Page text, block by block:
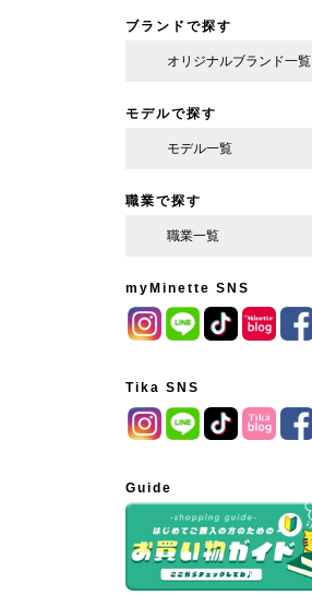
ブランドで探す
オリジナルブランド一覧
モデルで探す
モデル一覧
職業で探す
職業一覧
myMinette SNS
Tika SNS
Guide